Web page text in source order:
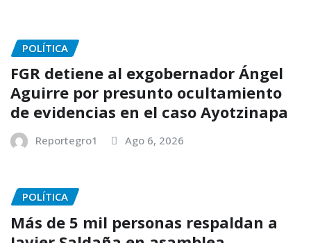
POLÍTICA
FGR detiene al exgobernador Ángel
Aguirre por presunto ocultamiento
de evidencias en el caso Ayotzinapa
Reportegro1 Ago 6, 2026
POLÍTICA
Más de 5 mil personas respaldan a